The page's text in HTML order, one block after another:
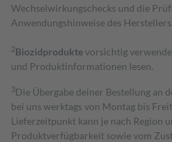
Wechselwirkungschecks und die
Anwendungshinweise des Herstellers.
2Biozidproduktevorsichtig
und Produktinformationen lesen.
3Die Übergabe deiner Bestellung an
bei uns werktags von Montag bis
Lieferzeitpunkt kann je nach Region
Produktverfügbarkeit sowie vom